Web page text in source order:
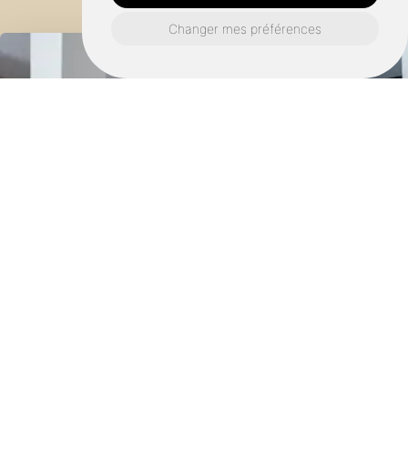
Changer mes préférences